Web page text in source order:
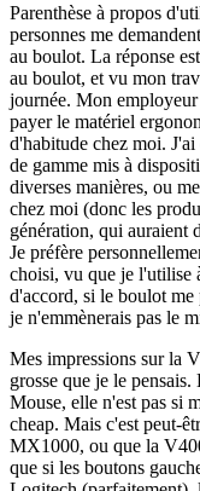
Parenthèse à propos
personnes me
au boulot. La réponse
au boulot, et vu mon
journée. Mon employeur
payer le matériel
d'habitude chez moi.
de gamme mis à
diverses manières, ou
chez moi (donc les
génération, qui auraient
Je préfère
choisi, vu que je l'utilise
d'accord, si le boulot
je n'emmènerais pas le
Mes impressions sur la
grosse que je le
Mouse, elle n'est pas si
cheap. Mais c'est peut-
MX1000, ou que la
que si les boutons